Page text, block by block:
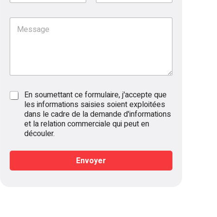
*
* o
n
m
r
p
c
M
e
G
'
n
R
G
En soumettant ce formulaire, j'accepte que
les informations saisies soient exploitées
dans le cadre de la demande d'informations
et la relation commerciale qui peut en
découler.
Envoyer